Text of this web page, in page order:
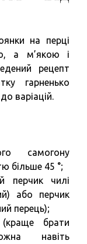
на перці
а м’якою і
рецепт
гарненько
варіацій.
самогону
більше 45 °;
перчик чилі
або перчик
перець);
брати
навіть